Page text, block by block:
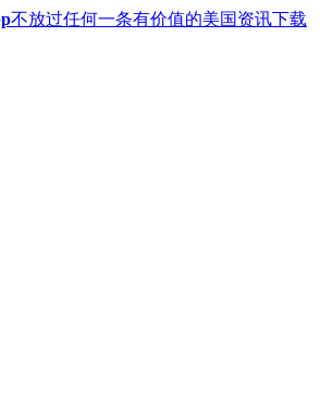
不放过任何一条有价值的美国资讯下载